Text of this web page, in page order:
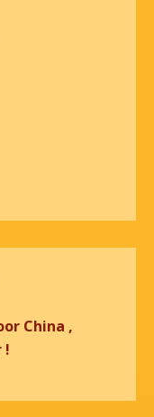
China ,
!